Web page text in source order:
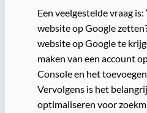
Een veelgestelde vraag
website op Google
website op Google te
maken van een account
Console en het
Vervolgens is het
optimaliseren voor